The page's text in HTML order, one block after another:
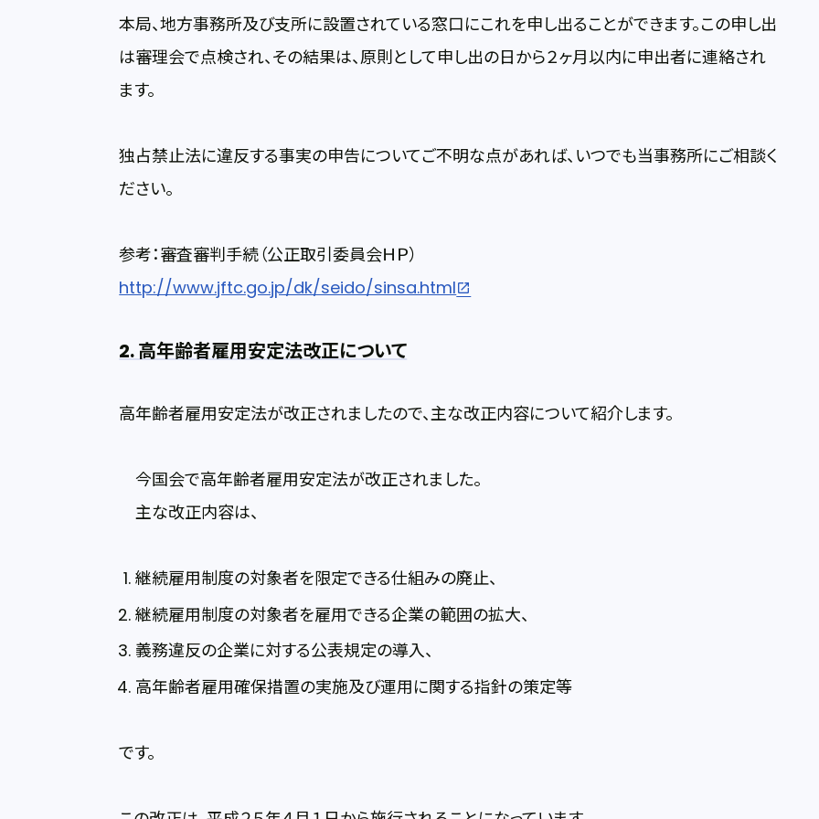
本局、地方事務所及び支所に設置されている窓口にこれを申し出ることができます。この申し出
は審理会で点検され、その結果は、原則として申し出の日から２ヶ月以内に申出者に連絡され
ます。
独占禁止法に違反する事実の申告についてご不明な点があれば、いつでも当事務所にご相談く
ださい。
参考：審査審判手続（公正取引委員会ＨＰ）
http://www.jftc.go.jp/dk/seido/sinsa.html
2. 高年齢者雇用安定法改正について
高年齢者雇用安定法が改正されましたので、主な改正内容について紹介します。
今国会で高年齢者雇用安定法が改正されました。
主な改正内容は、
継続雇用制度の対象者を限定できる仕組みの廃止、
継続雇用制度の対象者を雇用できる企業の範囲の拡大、
義務違反の企業に対する公表規定の導入、
高年齢者雇用確保措置の実施及び運用に関する指針の策定等
です。